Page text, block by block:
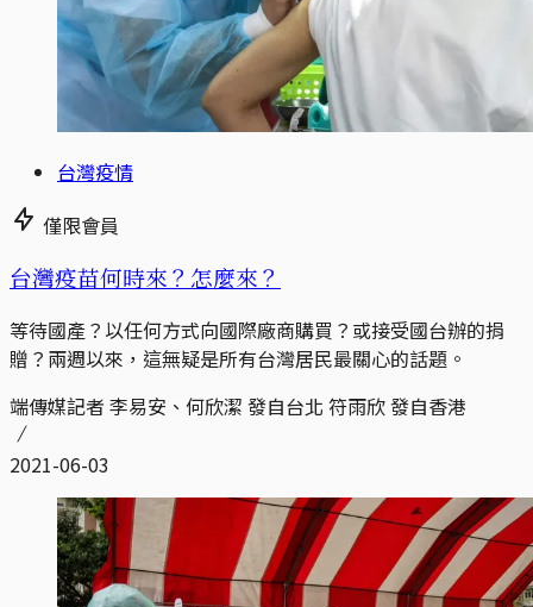
台灣疫情
僅限會員
台灣疫苗何時來？怎麼來？
等待國產？以任何方式向國際廠商購買？或接受國台辦的捐
贈？兩週以來，這無疑是所有台灣居民最關心的話題。
端傳媒記者 李易安、何欣潔 發自台北 符雨欣 發自香港
2021-06-03